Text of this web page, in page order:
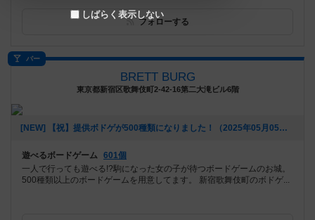
フォローする
バー
BRETT BURG
東京都新宿区歌舞伎町2-42-16第二大滝ビル6階
[NEW] 【祝】提供ボドゲが500種類になりました！（2025年05月05日 18時08分）
遊べるボードゲーム 601個
一人で行っても遊べる!?駒になった女の子が待つボードゲームのお城。
500種類以上のボードゲームを用意してます。 新宿歌舞伎町のボドゲ...
しばらく表示しない